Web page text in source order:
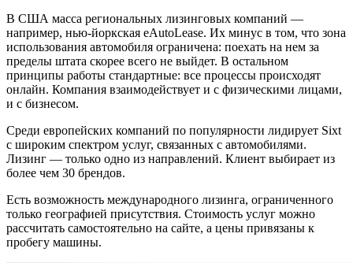
В США масса региональных лизинговых компаний —
например, нью-йоркская eAutoLease. Их минус в том, что зона
использования автомобиля ограничена: поехать на нем за
пределы штата скорее всего не выйдет. В остальном
принципы работы стандартные: все процессы происходят
онлайн. Компания взаимодействует и с физическими лицами,
и с бизнесом.
Среди европейских компаний по популярности лидирует Sixt
с широким спектром услуг, связанных с автомобилями.
Лизинг — только одно из направлений. Клиент выбирает из
более чем 30 брендов.
Есть возможность международного лизинга, ограниченного
только географией присутствия. Стоимость услуг можно
рассчитать самостоятельно на сайте, а цены привязаны к
пробегу машины.